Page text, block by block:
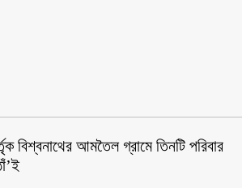
বিশ্বনাথের আমতৈল গ্রামে তিনটি পরিবার